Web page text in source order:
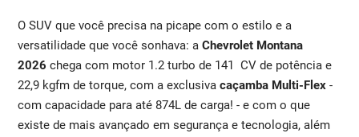
O SUV que você precisa na picape com o estilo e a
versatilidade que você sonhava: aChevrolet Montana
2026 chega com motor 1.2 turbo de 141 CV de potência e
22,9 kgfm de torque, com a exclusiva caçamba Multi-Flex -
com capacidade para até 874L de carga! - e com o que
existe de mais avançado em segurança e tecnologia, além